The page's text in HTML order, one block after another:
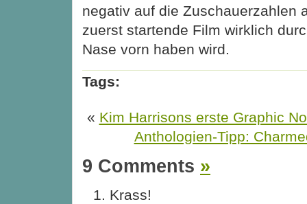
negativ auf die Zuschauerzahlen
zuerst startende Film wirklich
Nase vorn haben wird.
Tags:
« Kim Harrisons erste Graphic
Anthologien-Tipp:
9 Comments »
Krass!